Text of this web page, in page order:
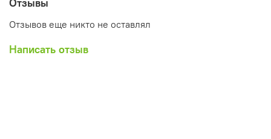
Отзывы
Отзывов еще никто не оставлял
Написать отзыв